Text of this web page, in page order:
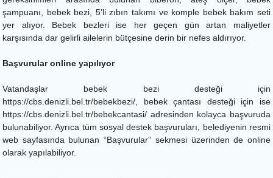
şampuanı, bebek bezi, 5’li zıbın takımı ve komple bebek bakım seti
yer alıyor. Bebek bezleri ise her geçen gün artan maliyetler
karşısında dar gelirli ailelerin bütçesine derin bir nefes aldırıyor.
Başvurular online yapılıyor
Vatandaşlar bebek bezi desteği için
https://cbs.denizli.bel.tr/bebekbezi/, bebek çantası desteği için ise
https://cbs.denizli.bel.tr/bebekcantasi/ adresinden kolayca başvuruda
bulunabiliyor. Ayrıca tüm sosyal destek başvuruları, belediyenin resmi
web sayfasında bulunan “Başvurular” sekmesi üzerinden de online
olarak yapılabiliyor.